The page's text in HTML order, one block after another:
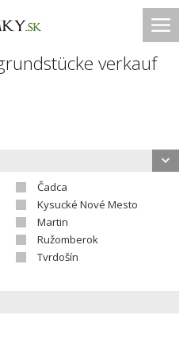
verkauf
Čadca
Kysucké Nové Mesto
Martin
Ružomberok
Tvrdošín